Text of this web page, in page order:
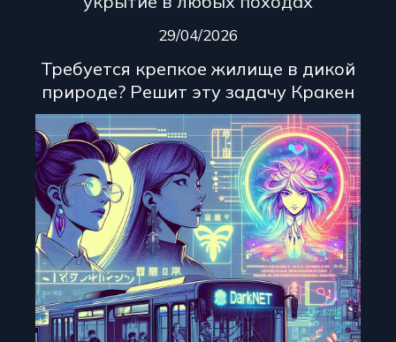
29/04/2026
Требуется крепкое жилище в дикой
природе? Решит эту задачу Кракен